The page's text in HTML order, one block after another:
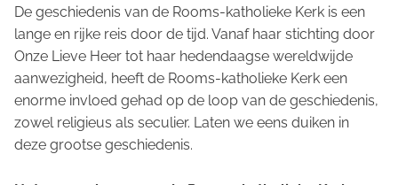
De geschiedenis van de Rooms-katholieke Kerk is een
lange en rijke reis door de tijd. Vanaf haar stichting door
Onze Lieve Heer tot haar hedendaagse wereldwijde
aanwezigheid, heeft de Rooms-katholieke Kerk een
enorme invloed gehad op de loop van de geschiedenis,
zowel religieus als seculier. Laten we eens duiken in
deze grootse geschiedenis.